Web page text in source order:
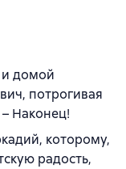
и домой
потрогивая
Наконец!
которому,
радость,